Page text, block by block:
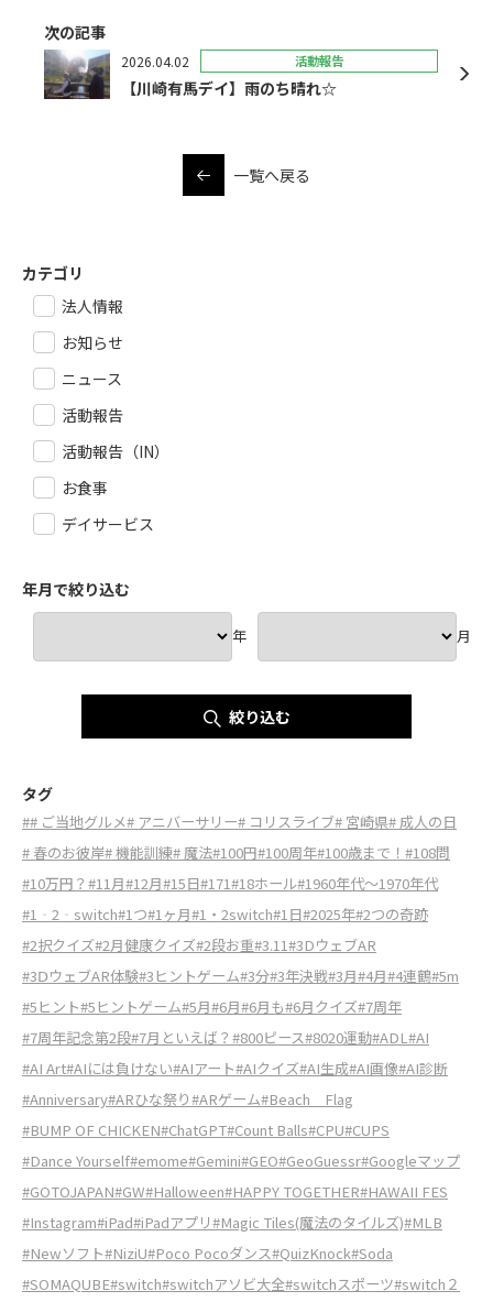
次の記事
2026.04.02 活動報告
【川崎有馬デイ】雨のち晴れ☆
一覧へ戻る
カテゴリ
法人情報
お知らせ
ニュース
活動報告
活動報告（IN）
お食事
デイサービス
年月で絞り込む
年 月
絞り込む
タグ
## ご当地グルメ# アニバーサリー# コリスライブ# 宮崎県# 成人の日
# 春のお彼岸# 機能訓練# 魔法#100円#100周年#100歳まで！ #108問
#10万円？ #11月#12月#15日#171#18ホール#1960年代～1970年代
#1‐2‐switch#1つ#1ヶ月#1・2switch#1日#2025年#2つの奇跡
#2択クイズ#2月健康クイズ#2段お重#3.11#3DウェブAR
#3ⅮウェブAR体験#3ヒントゲーム#3分#3年決戦#3月#4月#4連鶴#5m
#5ヒント#5ヒントゲーム#5月#6月#6月も#6月クイズ#7周年
#7周年記念第2段#7月といえば？ #800ピース#8020運動#ADL #AI
#AI Art#AIには負けない#AIアート#AIクイズ#AI生成#AI画像#AI診断
#Anniversary#ARひな祭り#ARゲーム#Beach Flag
#BUMP OF CHICKEN#ChatGPT#Count Balls#CPU#CUPS
#Dance Yourself#emome#Gemini#GEO#GeoGuessr#Googleマップ
#GOTOJAPAN#GW#Halloween#HAPPY TOGETHER#HAWAII FES
#Instagram#iPad#iPadアプリ#Magic Tiles(魔法のタイルズ)#MLB
#Newソフト#NiziU#Poco Pocoダンス#QuizKnock#Soda
#SOMAQUBE#switch#switchアソビ大全#switchスポーツ#switch２